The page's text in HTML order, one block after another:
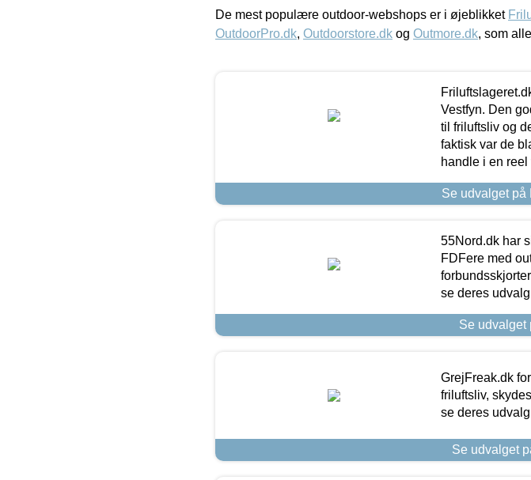
De mest populære outdoor-webshops er i øjeblikket
OutdoorPro.dk, Outdoorstore.dk og Outmore.dk, som
Vestfyn. Den
til friluftsliv og
faktisk var de
handle i en
Se udvalget på
55Nord.dk har
FDFere med
se deres
Se udvalget
GrejFreak.dk
friluftsliv,
se deres
Se udvalget